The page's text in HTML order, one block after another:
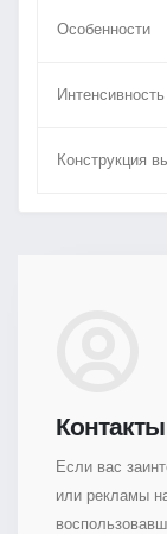
Особенности
Конструкция
Контакты
Если вас
или рекламы